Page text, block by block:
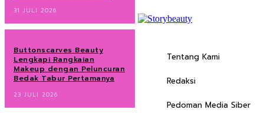
31 JULI 2026
Buttonscarves Beauty
Lengkapi Rangkaian
Makeup dengan Peluncuran
Bedak Tabur Pertamanya
23 JULI 2026
Tentang Kami
Redaksi
Pedoman Media Siber